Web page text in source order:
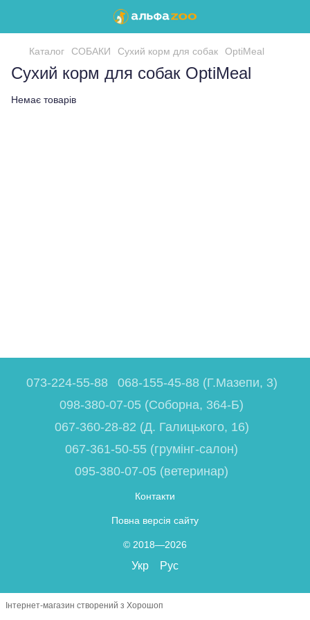
Каталог СОБАКИ Сухий корм для собак OptiMeal
Сухий корм для собак OptiMeal
Немає товарів
073-224-55-88
068-155-45-88 (Г.Мазепи, 3)
098-380-07-05 (Соборна, 364-Б)
067-360-28-82 (Д. Галицького, 16)
067-361-50-55 (грумінг-салон)
095-380-07-05 (ветеринар)
Контакти
Повна версія сайту
© 2018—2026
Укр Рус
Інтернет-магазин створений з Хорошоп